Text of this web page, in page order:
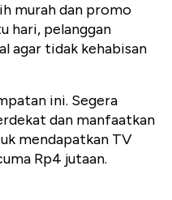
murah dan promo
hari, pelanggan
agar tidak kehabisan
ini. Segera
dan manfaatkan
mendapatkan TV
Rp4 jutaan.